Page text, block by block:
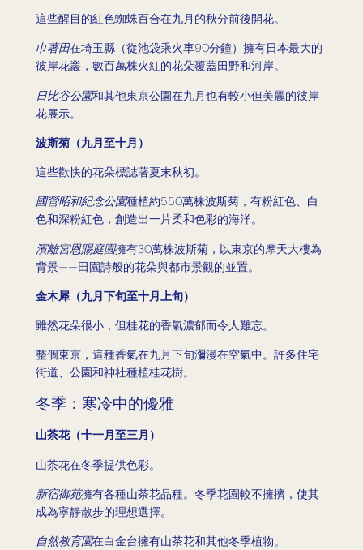
這些醒目的紅色蜘蛛百合在九月的秋分前後開花。
巾著田在埼玉縣（從池袋乘火車90分鐘）擁有日本最大的
彼岸花叢，數百萬株火紅的花朵覆蓋田野和河岸。
日比谷公園和其他東京公園在九月也有較小但美麗的彼岸
花展示。
波斯菊（九月至十月）
這些歡快的花朵標誌著夏末秋初。
國營昭和紀念公園種植約550萬株波斯菊，有粉紅色、白
色和深粉紅色，創造出一片柔和色彩的海洋。
濱離宮恩賜庭園擁有30萬株波斯菊，以東京的摩天大樓為
背景——田園詩般的花朵與都市景觀的並置。
金木犀（九月下旬至十月上旬）
雖然花朵很小，但桂花的香氣濃郁而令人難忘。
整個東京，這種香氣在九月下旬瀰漫在空氣中。許多住宅
街道、公園和神社種植桂花樹。
冬季：寒冷中的優雅
山茶花（十一月至三月）
山茶花在冬季提供色彩。
新宿御苑擁有各種山茶花品種。冬季花園較不擁擠，使其
成為寧靜散步的理想選擇。
自然教育園在白金台擁有山茶花和其他冬季植物。